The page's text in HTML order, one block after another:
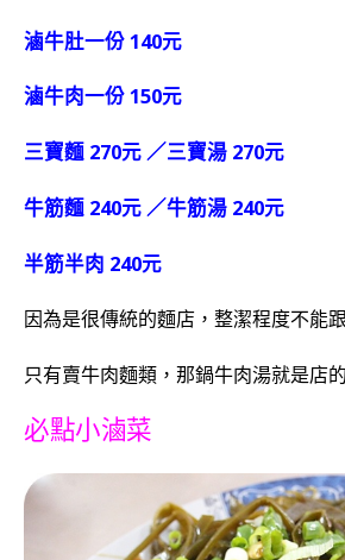
滷牛肚一份 140元
滷牛肉一份 150元
三寶麵 270元 ／三寶湯 270元
牛筋麵 240元 ／牛筋湯 240元
半筋半肉 240元
因為是很傳統的麵店，整潔程度不能
只有賣牛肉麵類，那鍋牛肉湯就是店
必點小滷菜